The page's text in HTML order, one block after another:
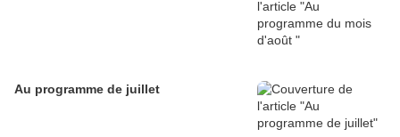
Au programme de juillet